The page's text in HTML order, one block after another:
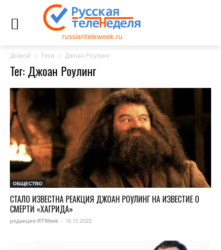
russianteleweek.ru
Домой Теги Джоан Роулинг
Тег: Джоан Роулинг
ОБЩЕСТВО
СТАЛО ИЗВЕСТНА РЕАКЦИЯ ДЖОАН РОУЛИНГ НА ИЗВЕСТИЕ О
СМЕРТИ «ХАГРИДА»
редакция RTWeek - 16.10.2022